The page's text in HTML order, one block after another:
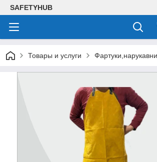
SAFETYHUB
Товары и услуги